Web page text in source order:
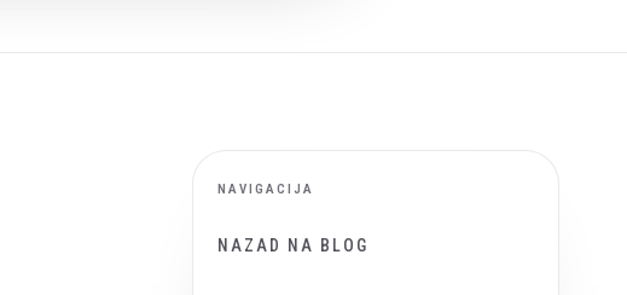
NAVIGACIJA
NAZAD NA BLOG